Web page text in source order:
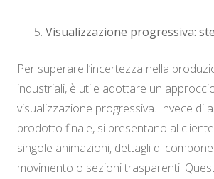
Visualizzazione progressiva:
Per superare l’incertezza nella
industriali, è utile adottare un
visualizzazione progressiva. Invece di
prodotto finale, si presentano al
singole animazioni, dettagli di
movimento o sezioni trasparenti.